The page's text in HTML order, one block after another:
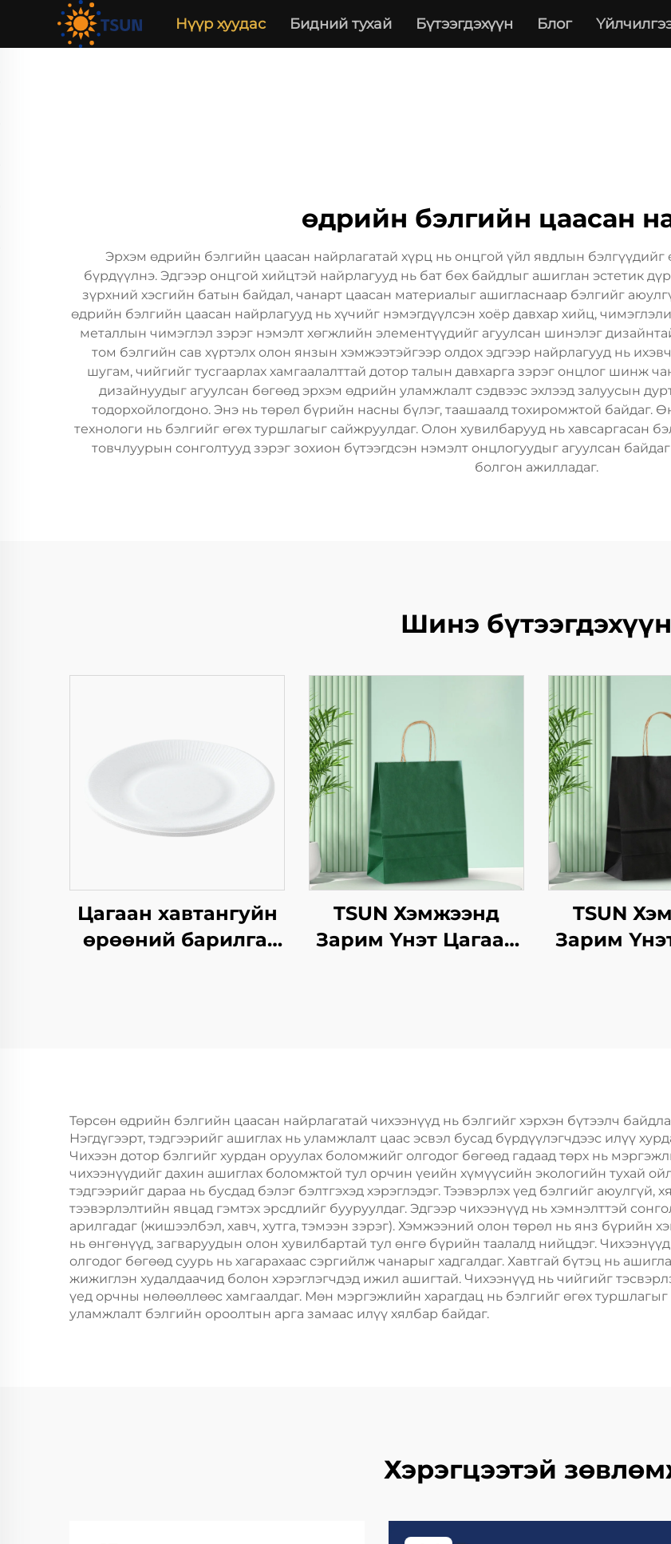
Нүүр хуудас Бидний тухай Бүтээгдэхүүн Блог
өдрийн бэлгийн цаасан
Эрхэм өдрийн бэлгийн цаасан найрлагатай хүрц нь онцгой үйл явдлын бэлгүүдийг
бүрдүүлнэ. Эдгээр онцгой хийцтэй найрлагууд нь бат бөх байдлыг ашиглан эстетик
зүрхний хэсгийн батын байдал, чанарт цаасан материалыг ашигласнаар бэлгийг
өдрийн бэлгийн цаасан найрлагууд нь хүчийг нэмэгдүүлсэн хоёр давхар хийц,
металлын чимэглэл зэрэг нэмэлт хөгжлийн элементүүдийг агуулсан шинэлэг
том бэлгийн сав хүртэлх олон янзын хэмжээтэйгээр олдох эдгээр найрлагууд нь
шугам, чийгийг тусгаарлах хамгаалалттай дотор талын давхарга зэрэг онцлог шинж
дизайнуудыг агуулсан бөгөөд эрхэм өдрийн уламжлалт сэдвээс эхлээд залуусын
тодорхойлогдоно. Энэ нь төрөл бүрийн насны бүлэг, таашаалд тохиромжтой байдаг.
технологи нь бэлгийг өгөх туршлагыг сайжруулдаг. Олон хувилбарууд нь хавсаргасан
товчлуурын сонголтууд зэрэг зохион бүтээгдсэн нэмэлт онцлогуудыг агуулсан
болгон ажилладаг.
Шинэ бүтээгдэхүүн
Цагаан хавтангуйн
өрөөний барилга,
хоол зэрэгт
ашигладаг.
TSUN Хэмжээнд
Зарим Үнэт Цагаан
TSUN
Зарим
Төрсөн өдрийн бэлгийн цаасан найрлагатай чихээнүүд нь бэлгийг хэрхэн бүтээлч
Нэгдүгээрт, тэдгээрийг ашиглах нь уламжлалт цаас эсвэл бусад бүрдүүлэгчдээс илүү
Чихээн дотор бэлгийг хурдан оруулах боломжийг олгодог бөгөөд гадаад төрх нь
чихээнүүдийг дахин ашиглах боломжтой тул орчин үеийн хүмүүсийн экологийн тухай
тэдгээрийг дараа нь бусдад бэлэг бэлтгэхэд хэрэглэдэг. Тээвэрлэх үед бэлгийг
тээвэрлэлтийн явцад гэмтэх эрсдлийг бууруулдаг. Эдгээр чихээнүүд нь хэмнэлттэй
арилгадаг (жишээлбэл, хавч, хутга, тэмээн зэрэг). Хэмжээний олон төрөл нь янз бүрийн
нь өнгөнүүд, загваруудын олон хувилбартай тул өнгө бүрийн таалалд нийцдэг.
олгодог бөгөөд суурь нь хагарахаас сэргийлж чанарыг хадгалдаг. Хавтгай бүтэц нь
жижиглэн худалдаачид болон хэрэглэгчдэд ижил ашигтай. Чихээнүүд нь чийгийг
үед орчны нөлөөллөөс хамгаалдаг. Мөн мэргэжлийн харагдац нь бэлгийг өгөх
уламжлалт бэлгийн ороолтын арга замаас илүү хялбар байдаг.
Хэрэгцээтэй